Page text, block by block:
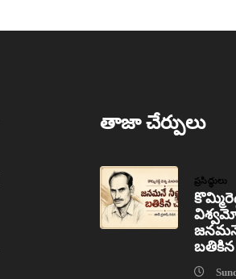
తాజా చేర్పులు
ప్రసిద్ధులు